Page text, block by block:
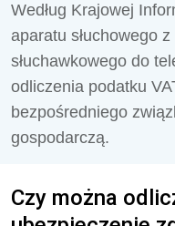
Według Krajowej
aparatu słuchowego
słuchawkowego do
odliczenia podatku
bezpośredniego
gospodarczą.
Czy można